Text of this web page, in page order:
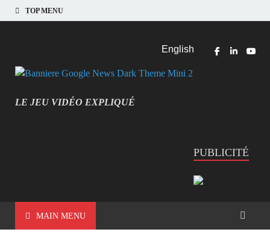
TOP MENU
English
MIEUX COMPRENDRE LES JEUX VIDÉO
LE JEU VIDÉO EXPLIQUÉ
PUBLICITÉ
MAIN MENU